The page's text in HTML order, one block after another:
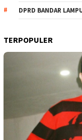
DPRD BANDAR
TERPOPULER